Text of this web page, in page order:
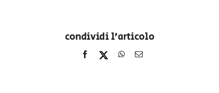
condividi l'articolo